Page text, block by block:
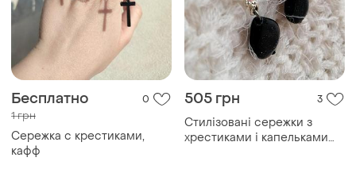
Бесплатно 0
1 грн
Сережка с крестиками,
кафф
505 грн 3
Стилізовані сережки з
хрестиками і капельками